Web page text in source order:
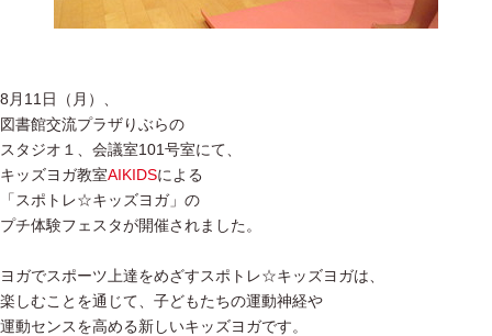
8月11日（月）、
図書館交流プラザりぶらの
スタジオ１、会議室101号室にて、
キッズヨガ教室AIKIDSによる
「スポトレ☆キッズヨガ」の
プチ体験フェスタが開催されました。
ヨガでスポーツ上達をめざすスポトレ☆キッズヨガは、
楽しむことを通じて、子どもたちの運動神経や
運動センスを高める新しいキッズヨガです。